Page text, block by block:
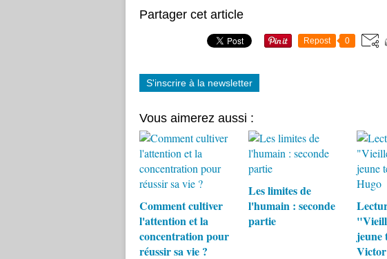
Partager cet article
Repost 0
S'inscrire à la newsletter
Vous aimerez aussi :
Comment cultiver
l'attention et la
concentration pour
réussir sa vie ?
Les limites de
l'humain : seconde
partie
jeune